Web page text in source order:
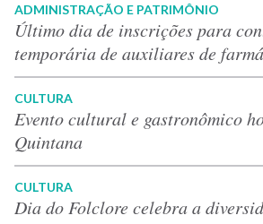
ADMINISTRAÇÃO E PATRIMÔNIO
Último dia de inscrições para
temporária de auxiliares de
CULTURA
Evento cultural e gastronômico
Quintana
CULTURA
Dia do Folclore celebra a